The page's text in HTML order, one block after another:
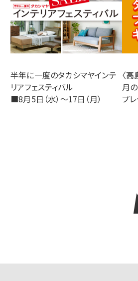
半年に一度のタカシマヤインテ
リアフェスティバル
■8月5日（水）〜17日（月）
〈
月
プ